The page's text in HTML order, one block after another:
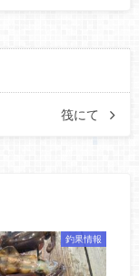
筏にて
釣果情報